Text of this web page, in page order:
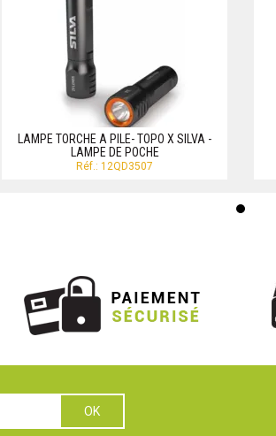
LAMPE TORCHE A PILE- TOPO X SILVA -
LAMPE DE POCHE
Réf.: 12QD3507